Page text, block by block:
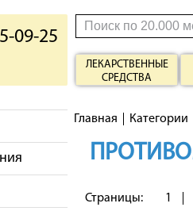
09-25
ЛЕКАРСТВЕННЫЕ
СРЕДСТВА
Главная Категории
Страницы: 1